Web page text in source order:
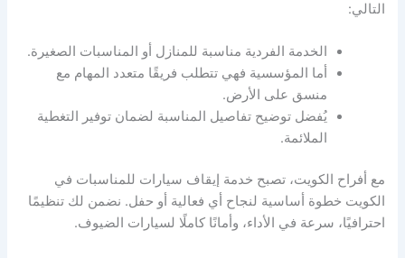
التالي:
الخدمة الفردية مناسبة للمنازل أو المناسبات الصغيرة.
أما المؤسسية فهي تتطلب فريقًا متعدد المهام مع
منسق على الأرض.
يُفضل توضيح تفاصيل المناسبة لضمان توفير التغطية
الملائمة.
مع أفراح الكويت، تصبح خدمة إيقاف سيارات للمناسبات في
الكويت خطوة أساسية لنجاح أي فعالية أو حفل. نضمن لك تنظيمًا
احترافيًا، سرعة في الأداء، وأمانًا كاملًا لسيارات الضيوف.